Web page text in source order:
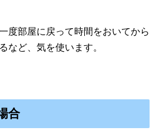
度部屋に戻って時間をおいてから
など、気を使います。
合